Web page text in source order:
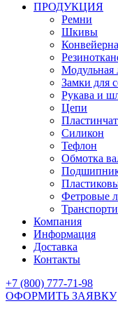
ПРОДУКЦИЯ
Ремни
Шкивы
Модульная
Замки для
Рукава и
Цепи
Силикон
Тефлон
Обмотка
Фетровые
Компания
Информация
Доставка
Контакты
+7 (800) 777-71-98
ОФОРМИТЬ ЗАЯВКУ